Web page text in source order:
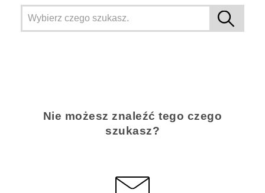
Nie możesz znaleźć tego czego
szukasz?